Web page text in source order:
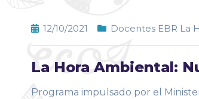
12/10/2021 Docentes EBR La
La Hora Ambiental:
Programa impulsado por el